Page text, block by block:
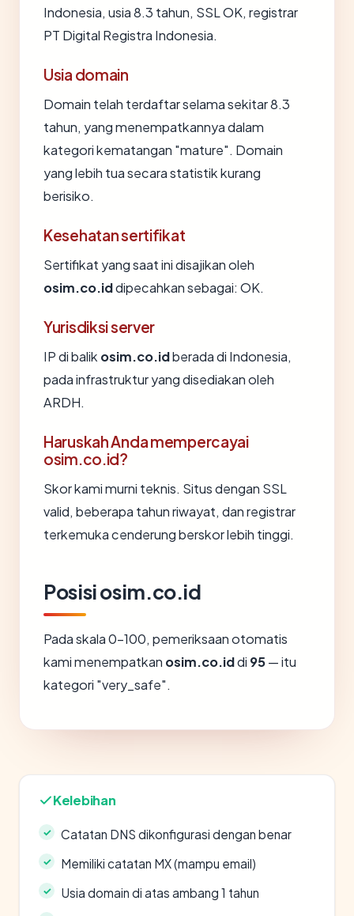
Indonesia, usia 8.3 tahun, SSL OK, registrar
PT Digital Registra Indonesia.
Usia domain
Domain telah terdaftar selama sekitar 8.3
tahun, yang menempatkannya dalam
kategori kematangan "mature". Domain
yang lebih tua secara statistik kurang
berisiko.
Kesehatan sertifikat
Sertifikat yang saat ini disajikan oleh
osim.co.iddipecahkan sebagai: OK.
Yurisdiksi server
IP di balik osim.co.idberada di Indonesia,
pada infrastruktur yang disediakan oleh
ARDH.
Haruskah Anda mempercayai
osim.co.id?
Skor kami murni teknis. Situs dengan SSL
valid, beberapa tahun riwayat, dan registrar
terkemuka cenderung berskor lebih tinggi.
Posisi osim.co.id
Pada skala 0-100, pemeriksaan otomatis
kami menempatkan osim.co.iddi 95— itu
kategori "very_safe".
Kelebihan
Catatan DNS dikonfigurasi dengan benar
Memiliki catatan MX (mampu email)
Usia domain di atas ambang 1 tahun